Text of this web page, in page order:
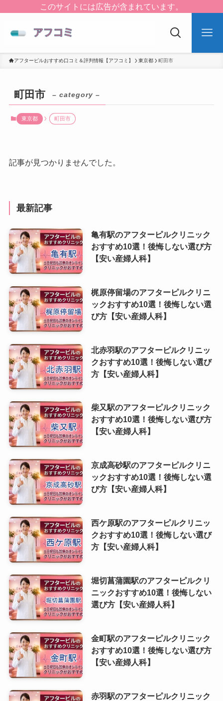
このサイトには広告が含まれています。
アフターピルおすすめ口コミ＆評判情報【アフコミ】 東京都 町田市
町田市 – category –
東京都 町田市
記事が見つかりませんでした。
最新記事
亀有駅のアフターピルクリニック
おすすめ10選！後悔しない選び方
【安い産婦人科】
梶原停留場のアフターピルクリニ
ックおすすめ10選！後悔しない選
び方【安い産婦人科】
北赤羽駅のアフターピルクリニッ
クおすすめ10選！後悔しない選び
方【安い産婦人科】
柴又駅のアフターピルクリニック
おすすめ10選！後悔しない選び方
【安い産婦人科】
京成高砂駅のアフターピルクリニ
ックおすすめ10選！後悔しない選
び方【安い産婦人科】
西ケ原駅のアフターピルクリニッ
クおすすめ10選！後悔しない選び
方【安い産婦人科】
堀切菖蒲園駅のアフターピルクリ
ニックおすすめ10選！後悔しない
選び方【安い産婦人科】
金町駅のアフターピルクリニック
おすすめ10選！後悔しない選び方
【安い産婦人科】
赤羽駅のアフターピルクリニック